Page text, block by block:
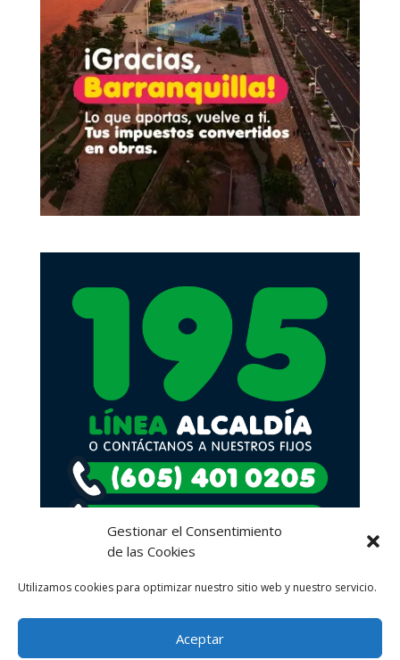
Gestionar el Consentimiento
de las Cookies
Utilizamos cookies para optimizar nuestro sitio web y nuestro servicio.
Aceptar